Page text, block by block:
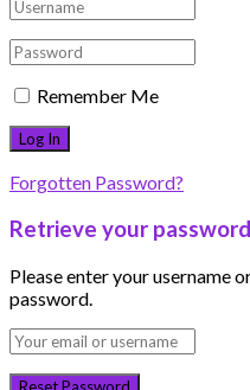
Remember Me
Forgotten Password?
Retrieve your password
Please enter your username
password.